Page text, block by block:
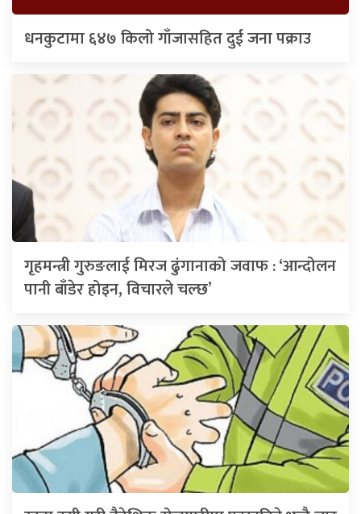
धनकुटामा ६४७ किलो गाँजासहित दुई जना पक्राउ
गृहमन्त्री गुरुङलाई मिरज ढुंगानाको जवाफ : ‘आन्दोलन
पानी बाँडेर होइन, विचारले चल्छ’